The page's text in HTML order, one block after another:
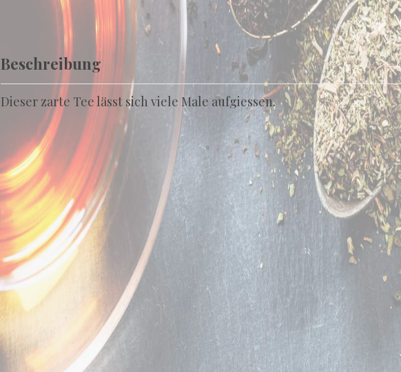
Beschreibung
Dieser zarte Tee lässt sich viele Male aufgiessen.